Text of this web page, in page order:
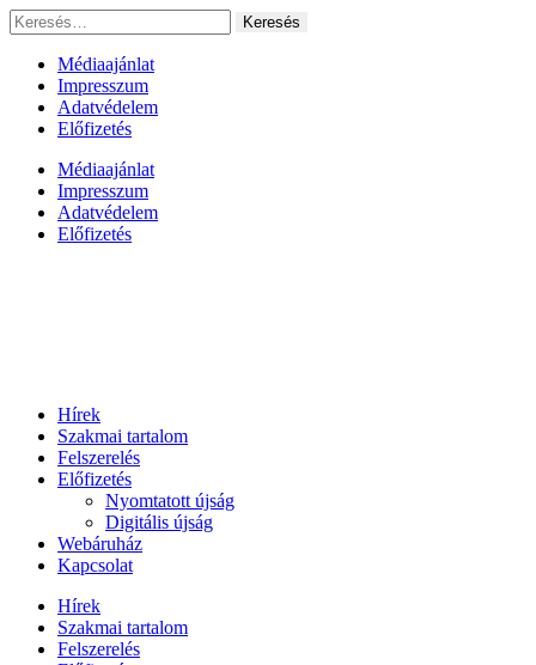
Ugrás
a
tartalomhoz
Keresés:
Médiaajánlat
Impresszum
Adatvédelem
Előfizetés
Médiaajánlat
Impresszum
Adatvédelem
Előfizetés
Hírek
Szakmai tartalom
Felszerelés
Előfizetés
Nyomtatott újság
Digitális újság
Webáruház
Kapcsolat
Hírek
Szakmai tartalom
Felszerelés